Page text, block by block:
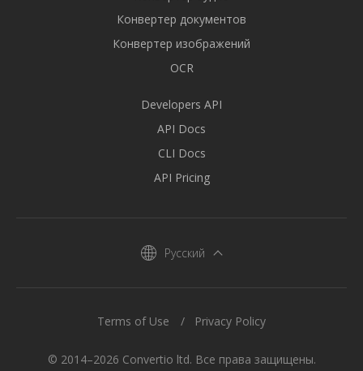
Конвертер документов
Конвертер изображений
OCR
Developers API
API Docs
CLI Docs
API Pricing
Русский
© 2014–2026 Convertio ltd. Все права защищены.
Terms of Use Privacy Policy